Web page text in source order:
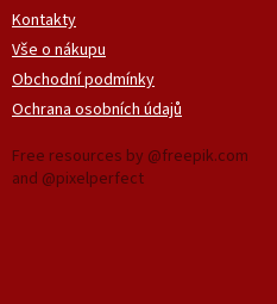
Kontakty
Vše o nákupu
Obchodní podmínky
Ochrana osobních údajů
Free resources by @freepik.com
and @pixelperfect